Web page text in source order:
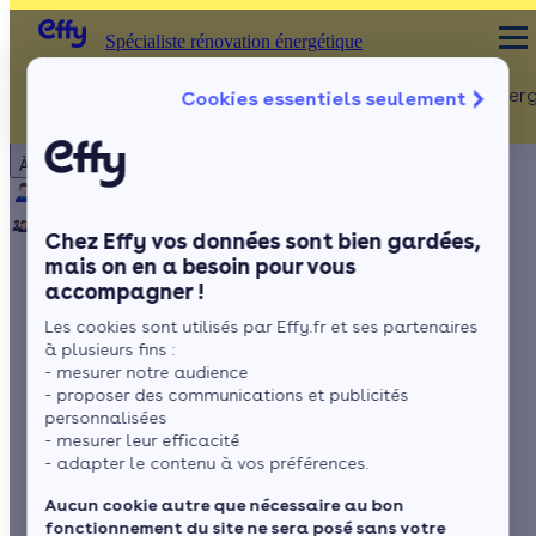
Cookies essentiels seulement
Chez Effy vos données sont bien gardées,
mais on en a besoin pour vous
accompagner !
Les cookies sont utilisés par Effy.fr et ses partenaires
à plusieurs fins :
- mesurer notre audience
- proposer des communications et publicités
personnalisées
- mesurer leur efficacité
- adapter le contenu à vos préférences.
Aucun cookie autre que nécessaire au bon
fonctionnement du site ne sera posé sans votre
À propos
Notre équipe
Rejoignez-nous Presse
Spécialiste rénovation énergétique Rénovation
Murs
Sols
Spécialiste rénovation énergétique
Faire des travaux en
copropriété :
comment procéder ?
Romane Saget 5 min de lecture